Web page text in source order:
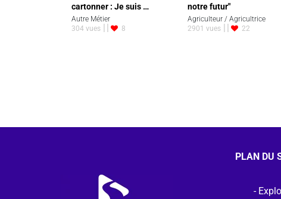
cartonner : Je suis …
Autre Métier
304 vues
8
notre futur"
Agriculteur / Agricultrice
2901 vues
22
PLAN DU